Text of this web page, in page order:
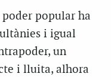
popular ha
i igual
un
i lluita, alhora